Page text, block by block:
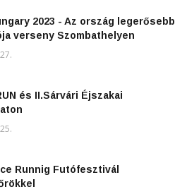
2023 - Az ország legerősebb
verseny Szombathelyen
és II.Sárvári Éjszakai
Runnig Futófesztivál